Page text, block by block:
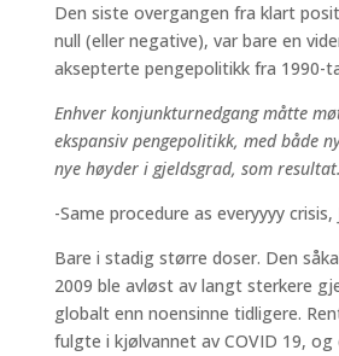
Den siste overgangen fra klart
null (eller negative), var bare en
aksepterte pengepolitikk fra 1990-
Enhver konjunkturnedgang måtte
ekspansiv pengepolitikk, med både
nye høyder i gjeldsgrad, som resultat.
-Same procedure as everyyyy crisis,
Bare i stadig større doser. Den
2009 ble avløst av langt sterkere
globalt enn noensinne tidligere.
fulgte i kjølvannet av COVID 19, og